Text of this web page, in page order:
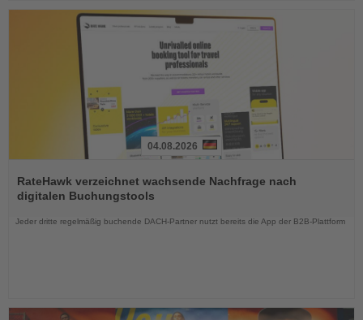
Sie
die
Nachrichten
04.08.2026
RateHawk verzeichnet wachsende Nachfrage nach
digitalen Buchungstools
Jeder dritte regelmäßig buchende DACH-Partner nutzt bereits die App der B2B-Plattform